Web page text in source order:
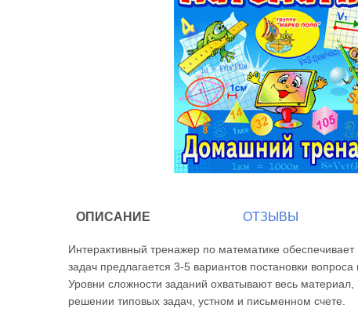
ОПИСАНИЕ ОТЗЫВЫ
Интерактивный тренажер по математике
задач предлагается 3-5 вариантов постановки
Уровни сложности заданий охватывают весь
решении типовых задач, устном и письменном счете.